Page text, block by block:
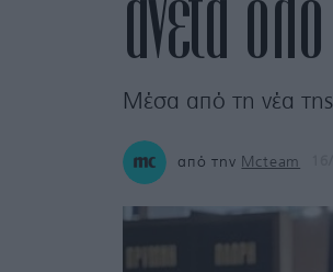
Μέσα από τη νέα
από την Mcteam